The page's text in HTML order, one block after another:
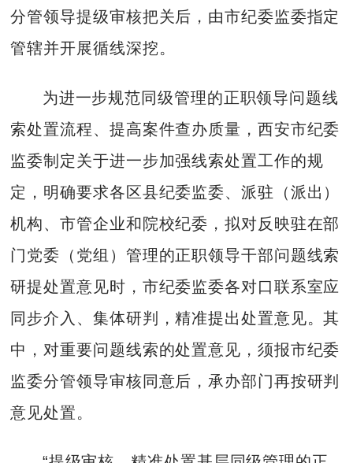
分管领导提级审核把关后，由市纪委监委指定
管辖并开展循线深挖。
为进一步规范同级管理的正职领导问题线
索处置流程、提高案件查办质量，西安市纪委
监委制定关于进一步加强线索处置工作的规
定，明确要求各区县纪委监委、派驻（派出）
机构、市管企业和院校纪委，拟对反映驻在部
门党委（党组）管理的正职领导干部问题线索
研提处置意见时，市纪委监委各对口联系室应
同步介入、集体研判，精准提出处置意见。其
中，对重要问题线索的处置意见，须报市纪委
监委分管领导审核同意后，承办部门再按研判
意见处置。